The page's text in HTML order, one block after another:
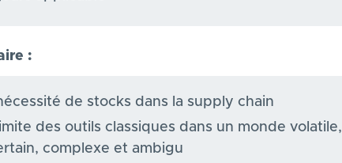
:
de stocks dans la supply chain
des outils classiques dans un monde volatile,
complexe et ambigu